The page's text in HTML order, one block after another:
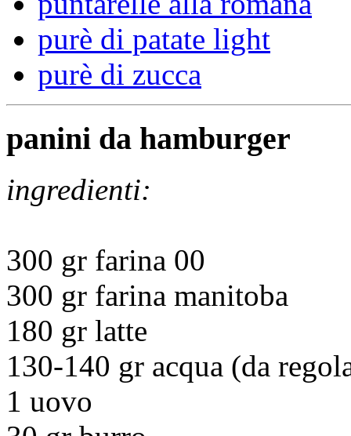
purè di patate light
purè di zucca
panini da hamburger
ingredienti:
300 gr farina 00
300 gr farina manitoba
180 gr latte
130-140 gr acqua (da
1 uovo